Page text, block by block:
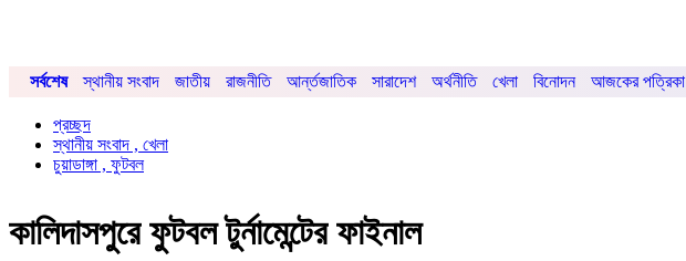
সর্বশেষ স্থানীয় সংবাদ জাতীয় রাজনীতি আর্ন্তজাতিক সারাদেশ অর্থনীতি খেলা বিনোদন আজকের পত্রিকা
প্রচ্ছদ
স্থানীয় সংবাদ , খেলা
চুয়াডাঙ্গা , ফুটবল
কালিদাসপুরে ফুটবল টুর্নামেন্টের ফাইনাল